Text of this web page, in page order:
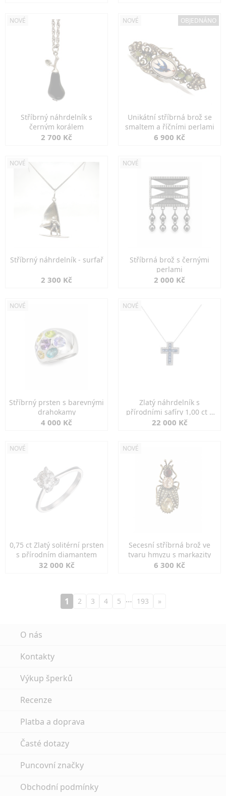
NOVÉ
Stříbrný náhrdelník s
černým korálem
2 700 Kč
NOVÉ OBJEDNÁNO
Unikátní stříbrná brož se
smaltem a říčními perlami
6 900 Kč
NOVÉ
Stříbrný náhrdelník - surfař
2 300 Kč
NOVÉ
Stříbrná brož s černými
perlami
2 000 Kč
NOVÉ
Stříbrný prsten s barevnými
drahokamy
4 000 Kč
NOVÉ
Zlatý náhrdelník s
přírodními safíry 1,00 ct a
diamanty
22 000 Kč
NOVÉ
0,75 ct Zlatý solitérní prsten
s přírodním diamantem
32 000 Kč
NOVÉ
Secesní stříbrná brož ve
tvaru hmyzu s markazity
6 300 Kč
1 2 3 4 5 … 193 »
O nás
Kontakty
Výkup šperků
Recenze
Platba a doprava
Časté dotazy
Puncovní značky
Obchodní podmínky